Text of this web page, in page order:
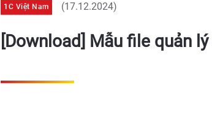
1C Việt Nam (17.12.2024)
[Download] Mẫu file quản